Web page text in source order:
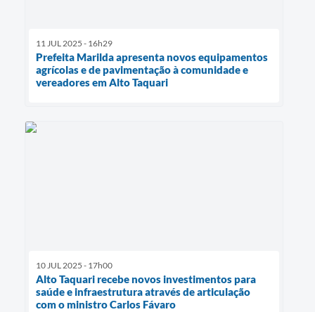
11 JUL 2025 - 16h29
Prefeita Marilda apresenta novos equipamentos
agrícolas e de pavimentação à comunidade e
vereadores em Alto Taquari
10 JUL 2025 - 17h00
Alto Taquari recebe novos investimentos para
saúde e infraestrutura através de articulação
com o ministro Carlos Fávaro